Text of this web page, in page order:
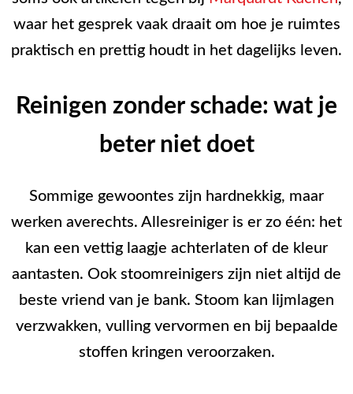
waar het gesprek vaak draait om hoe je ruimtes
praktisch en prettig houdt in het dagelijks leven.
Reinigen zonder schade: wat je
beter niet doet
Sommige gewoontes zijn hardnekkig, maar
werken averechts. Allesreiniger is er zo één: het
kan een vettig laagje achterlaten of de kleur
aantasten. Ook stoomreinigers zijn niet altijd de
beste vriend van je bank. Stoom kan lijmlagen
verzwakken, vulling vervormen en bij bepaalde
stoffen kringen veroorzaken.